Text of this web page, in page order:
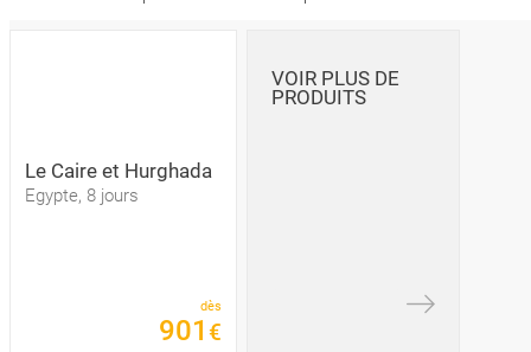
Le Caire et Hurghada
Egypte, 8 jours
dès
901 €
VOIR PLUS DE
PRODUITS